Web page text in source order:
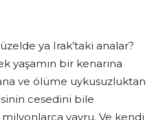
ya Irak’taki analar?
yaşamın bir kenarına
ve ölüme uykusuzluktan
cesedini bile
yavru. Ve kendi